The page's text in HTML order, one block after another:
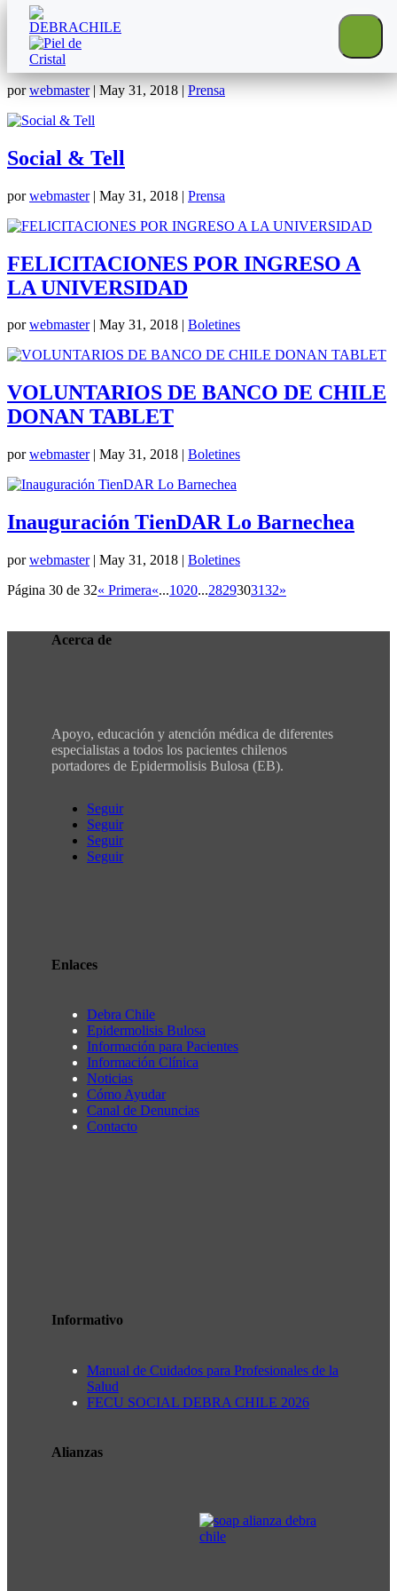
Noche Solidaria
porwebmaster| May 31, 2018 | Prensa
Social & Tell
porwebmaster| May 31, 2018 | Prensa
FELICITACIONES POR INGRESO A
LA UNIVERSIDAD
porwebmaster| May 31, 2018 | Boletines
VOLUNTARIOS DE BANCO DE CHILE
DONAN TABLET
porwebmaster| May 31, 2018 | Boletines
Inauguración TienDAR Lo Barnechea
porwebmaster| May 31, 2018 | Boletines
Página 30 de 32« Primera«...1020...2829303132»
Acerca de
Apoyo, educación y atención médica de diferentes
especialistas a todos los pacientes chilenos
portadores de Epidermolisis Bulosa (EB).
Seguir
Seguir
Seguir
Seguir
Enlaces
Debra Chile
Epidermolisis Bulosa
Información para Pacientes
Información Clínica
Noticias
Cómo Ayudar
Canal de Denuncias
Contacto
Informativo
Manual de Cuidados para Profesionales de la
Salud
FECU SOCIAL DEBRA CHILE 2026
Alianzas